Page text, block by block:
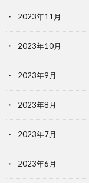
2023年11月
2023年10月
2023年9月
2023年8月
2023年7月
2023年6月